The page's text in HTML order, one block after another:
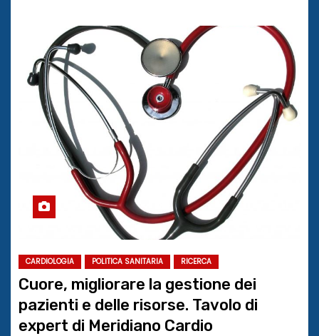
CARDIOLOGIA POLITICA SANITARIA RICERCA
Cuore, migliorare la gestione dei
pazienti e delle risorse. Tavolo di
expert di Meridiano Cardio